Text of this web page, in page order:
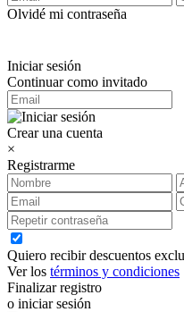
Olvidé mi contraseña
Iniciar sesión
Continuar como invitado
Crear una cuenta
×
Registrarme
Quiero recibir descuentos
Ver los términos y condiciones
Finalizar registro
o iniciar sesión